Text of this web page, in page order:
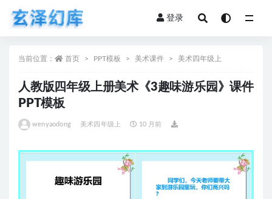
登录
当前位置： 首页 PPT模板 美术课件 美术四年级上
人教版四年级上册美术《3趣味游乐园》课件
PPT模板
wenyaodong 美术四年级上 10 月前